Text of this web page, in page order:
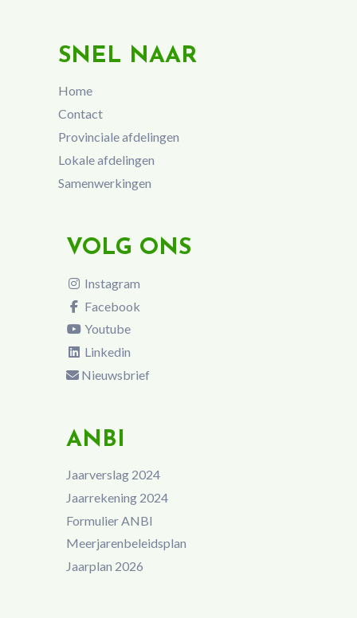
SNEL NAAR
Home
Contact
Provinciale afdelingen
Lokale afdelingen
Samenwerkingen
VOLG ONS
Instagram
Facebook
Youtube
Linkedin
Nieuwsbrief
ANBI
Jaarverslag 2024
Jaarrekening 2024
Formulier ANBI
Meerjarenbeleidsplan
Jaarplan 2026